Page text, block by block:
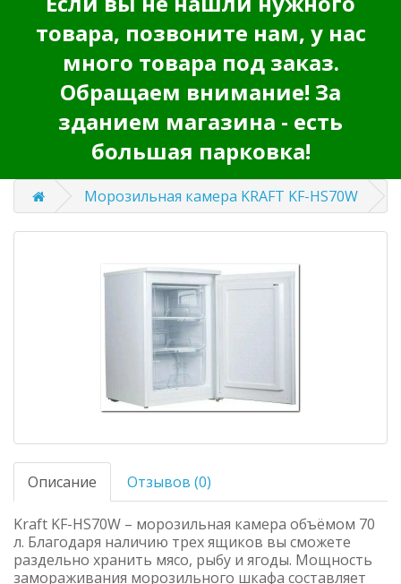
товара, позвоните нам, у нас
много товара под заказ.
Обращаем внимание! За
зданием магазина - есть
большая парковка!
Морозильная камера KRAFT KF-HS70W
Описание Отзывов (0)
Kraft KF-HS70W – морозильная камера объёмом 70
л. Благодаря наличию трех ящиков вы сможете
раздельно хранить мясо, рыбу и ягоды. Мощность
замораживания морозильного шкафа составляет